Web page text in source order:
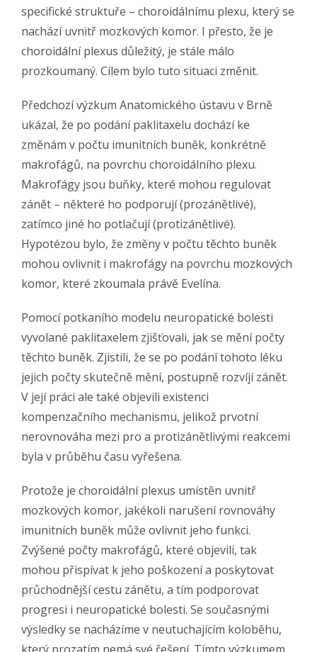
specifické struktuře – choroidálnímu plexu, který se
nachází uvnitř mozkových komor. I přesto, že je
choroidální plexus důležitý, je stále málo
prozkoumaný. Cílem bylo tuto situaci změnit.
Předchozí výzkum Anatomického ústavu v Brně
ukázal, že po podání paklitaxelu dochází ke
změnám v počtu imunitních buněk, konkrétně
makrofágů, na povrchu choroidálního plexu.
Makrofágy jsou buňky, které mohou regulovat
zánět – některé ho podporují (prozánětlivé),
zatímco jiné ho potlačují (protizánětlivé).
Hypotézou bylo, že změny v počtu těchto buněk
mohou ovlivnit i makrofágy na povrchu mozkových
komor, které zkoumala právě Evelína.
Pomocí potkaního modelu neuropatické bolesti
vyvolané paklitaxelem zjišťovali, jak se mění počty
těchto buněk. Zjistili, že se po podání tohoto léku
jejich počty skutečně mění, postupně rozvíjí zánět.
V její práci ale také objevili existenci
kompenzačního mechanismu, jelikož prvotní
nerovnováha mezi pro a protizánětlivými reakcemi
byla v průběhu času vyřešena.
Protože je choroidální plexus umístěn uvnitř
mozkových komor, jakékoli narušení rovnováhy
imunitních buněk může ovlivnit jeho funkci.
Zvýšené počty makrofágů, které objevili, tak
mohou přispívat k jeho poškození a poskytovat
průchodnější cestu zánětu, a tím podporovat
progresi i neuropatické bolesti. Se současnými
výsledky se nacházíme v neutuchajícím koloběhu,